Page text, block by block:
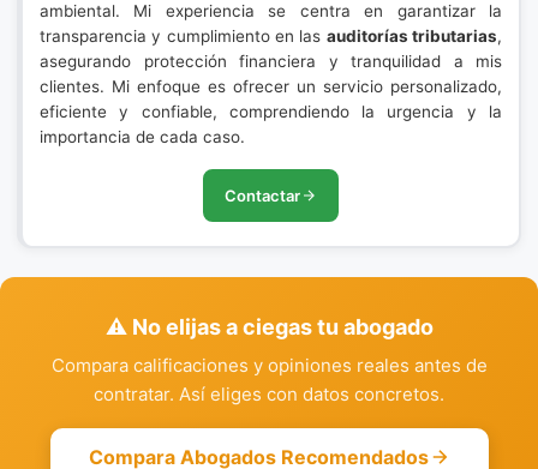
ambiental. Mi experiencia se centra en garantizar la
transparencia y cumplimiento en las auditorías tributarias,
asegurando protección financiera y tranquilidad a mis
clientes. Mi enfoque es ofrecer un servicio personalizado,
eficiente y confiable, comprendiendo la urgencia y la
importancia de cada caso.
Contactar
⚠️ No elijas a ciegas tu abogado
Compara calificaciones y opiniones reales antes de
contratar. Así eliges con datos concretos.
Compara Abogados Recomendados